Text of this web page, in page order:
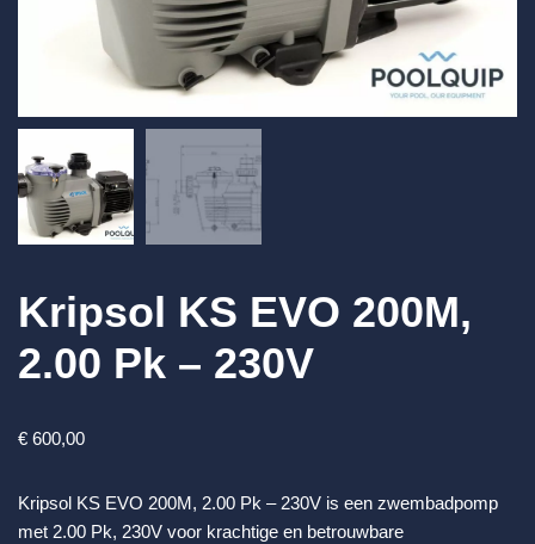
Kripsol KS EVO 200M,
2.00 Pk – 230V
€ 600,00
Kripsol KS EVO 200M, 2.00 Pk – 230V is een zwembadpomp
met 2.00 Pk, 230V voor krachtige en betrouwbare